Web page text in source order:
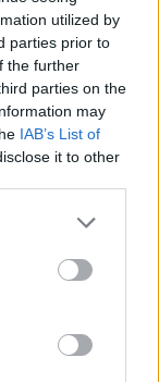
utilized by
parties prior to
the further
parties on the
may
IAB’s List of
it to other